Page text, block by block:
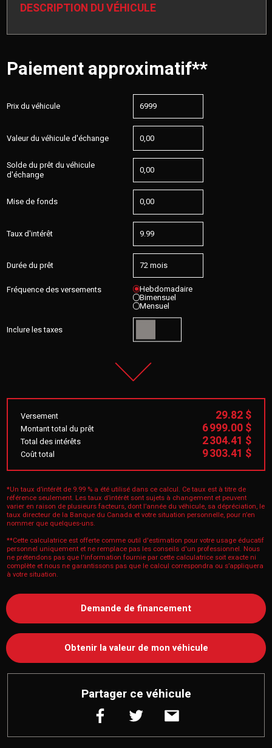
DESCRIPTION DU VÉHICULE
Paiement approximatif**
Prix du véhicule
Valeur du véhicule d'échange
Solde du prêt du véhicule
d'échange
Mise de fonds
Taux d'intérêt
Durée du prêt
Fréquence des versements Hebdomadaire
Bimensuel
Mensuel
Inclure les taxes
Versement 29.82 $
Montant total du prêt 6 999.00 $
Total des intérêts 2 304.41 $
Coût total 9 303.41 $
*Un taux d’intérêt de 9.99 % a été utilisé dans ce calcul. Ce taux est à titre de
référence seulement. Les taux d’intérêt sont sujets à changement et peuvent
varier en raison de plusieurs facteurs, dont l’année du véhicule, sa dépréciation, le
taux directeur de la Banque du Canada et votre situation personnelle, pour n’en
nommer que quelques-uns.
**Cette calculatrice est offerte comme outil d'estimation pour votre usage éducatif
personnel uniquement et ne remplace pas les conseils d'un professionnel. Nous
ne prétendons pas que l'information fournie par cette calculatrice soit exacte ni
complète et nous ne garantissons pas que le calcul correspondra ou s’appliquera
à votre situation.
Demande de financement
Obtenir la valeur de mon véhicule
Partager ce véhicule